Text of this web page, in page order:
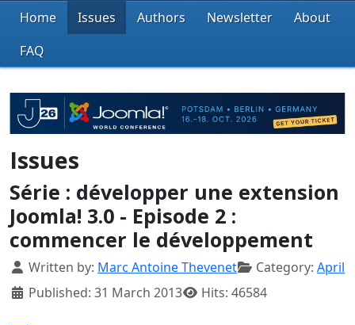
Home Issues Authors Newsletter
About
FAQ
Issues
Série : développer une extension
Joomla! 3.0 - Episode 2 :
commencer le développement
Details
Written by: Marc Antoine Thevenet Category: April
Published: 31 March 2013
Hits: 46584